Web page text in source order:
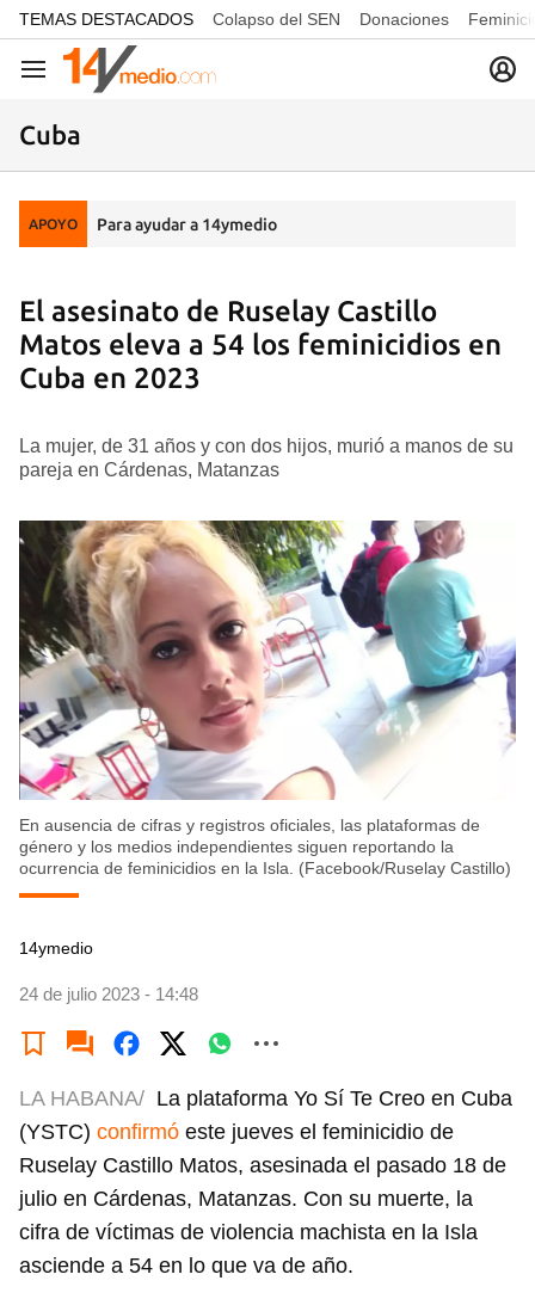
common.go-to-content
TEMAS DESTACADOS Colapso del SEN Donaciones
Navegación
Cuba
APOYO Para ayudar a 14ymedio
El asesinato de Ruselay Castillo
Matos eleva a 54 los feminicidios en
Cuba en 2023
La mujer, de 31 años y con dos hijos, murió a manos de su
pareja en Cárdenas, Matanzas
En ausencia de cifras y registros oficiales, las plataformas de
género y los medios independientes siguen reportando la
ocurrencia de feminicidios en la Isla. (Facebook/Ruselay Castillo)
14ymedio
24 de julio 2023 - 14:48
LA HABANA/ La plataforma Yo Sí Te Creo en Cuba
(YSTC) confirmó este jueves el feminicidio de
Ruselay Castillo Matos, asesinada el pasado 18 de
julio en Cárdenas, Matanzas. Con su muerte, la
cifra de víctimas de violencia machista en la Isla
asciende a 54 en lo que va de año.